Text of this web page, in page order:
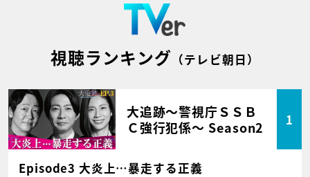
視聴ランキング （テレビ朝日）
大追跡～警視庁ＳＳＢ
Ｃ強行犯係～ Season2
1
Episode3 大炎上…暴走する正義